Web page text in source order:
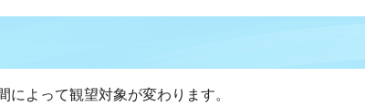
よって観望対象が変わります。